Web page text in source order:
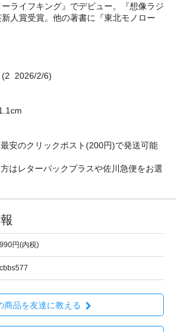
ライフキング』でデビュー。『想像ラジ
人賞受賞。他の著書に『東北モノロー
(2 ‎ 2026/2/6)
安のクリックポスト(200円)で発送可能
はレターパックプラスや佐川急便をお選
990円(内税)
cbbs577
商品を友達に教える